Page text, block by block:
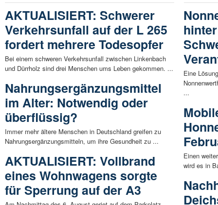
AKTUALISIERT: Schwerer
Verkehrsunfall auf der L 265
fordert mehrere Todesopfer
Bei einem schweren Verkehrsunfall zwischen Linkenbach
und Dürrholz sind drei Menschen ums Leben gekommen. ...
Nahrungsergänzungsmittel
im Alter: Notwendig oder
überflüssig?
Immer mehr ältere Menschen in Deutschland greifen zu
Nahrungsergänzungsmitteln, um ihre Gesundheit zu ...
AKTUALISIERT: Vollbrand
eines Wohnwagens sorgte
für Sperrung auf der A3
Eine
...
Einen
wird es in